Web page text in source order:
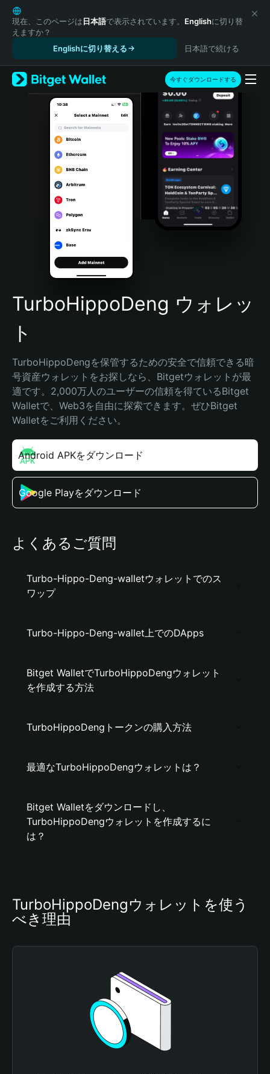
English
日本語
Tiếng Việt
Español (Latinoamérica)
Türkçe
Italiano
Português (Portugal)
Bahasa Indonesia
Português (Brasil)
Español (Argentina)
現在、このページは日本語で表示されています。 Englishに切り替
えますか？
Englishに切り替える
日本語で続ける
今すぐダウンロードする
TurboHippoDeng ウォレッ
ト
TurboHippoDengを保管するための安全で信頼できる暗
号資産ウォレットをお探しなら、Bitgetウォレットが最
適です。2,000万人のユーザーの信頼を得ているBitget
Walletで、Web3を自由に探索できます。ぜひBitget
Walletをご利用ください。
Android APKをダウンロード
Google Playをダウンロード
よくあるご質問
Turbo-Hippo-Deng-walletウォレットでのス
ワップ
Turbo-Hippo-Deng-wallet上でのDApps
Bitget WalletでTurboHippoDengウォレット
を作成する方法
TurboHippoDengトークンの購入方法
最適なTurboHippoDengウォレットは？
Bitget Walletをダウンロードし、
TurboHippoDengウォレットを作成するに
は？
TurboHippoDengウォレットを使う
べき理由